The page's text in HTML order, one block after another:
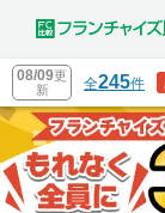
08/09更
新
全245件